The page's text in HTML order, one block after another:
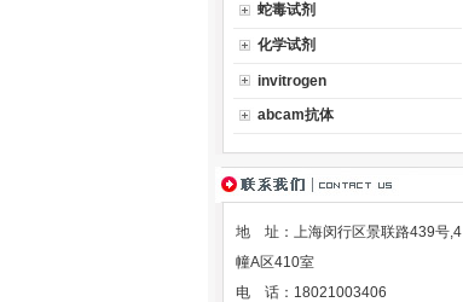
蛇毒试剂
化学试剂
invitrogen
abcam抗体
地 址：上海闵行区景联路439号,4
幢A区410室
电 话：18021003406